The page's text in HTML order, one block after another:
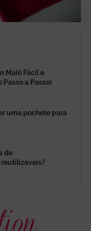
Maiô Fácil e
Passo a Passo)
uma pochete para
de